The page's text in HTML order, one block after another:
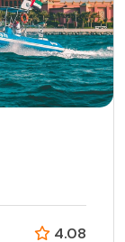
4.08